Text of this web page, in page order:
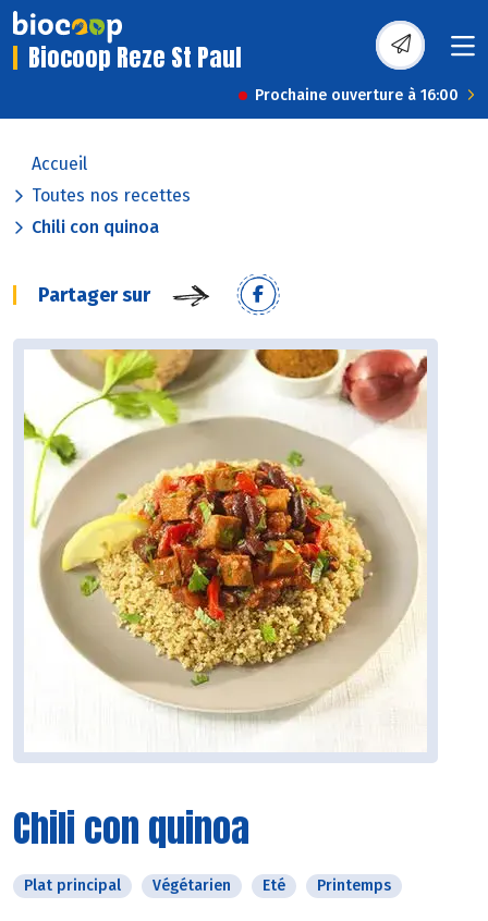
Biocoop Reze St Paul
Prochaine ouverture à 16:00
Accueil
Toutes nos recettes
Chili con quinoa
Partager sur
Chili con quinoa
Plat principal Végétarien Eté Printemps